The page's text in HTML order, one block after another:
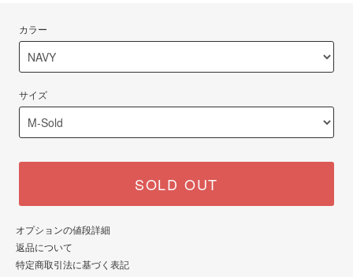
カラー
サイズ
SOLD OUT
オプションの値段詳細
返品について
特定商取引法に基づく表記